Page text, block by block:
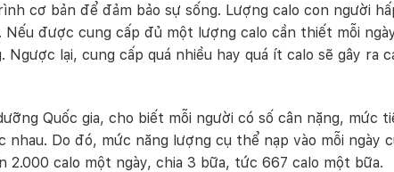
cơ bản để đảm bảo sự sống. Lượng calo con người
được cung cấp đủ một lượng calo cần thiết mỗi
lại, cung cấp quá nhiều hay quá ít calo sẽ gây ra
Quốc gia, cho biết mỗi người có số cân nặng, mức
Do đó, mức năng lượng cụ thể nạp vào mỗi ngày
calo một ngày, chia 3 bữa, tức 667 calo một bữa.